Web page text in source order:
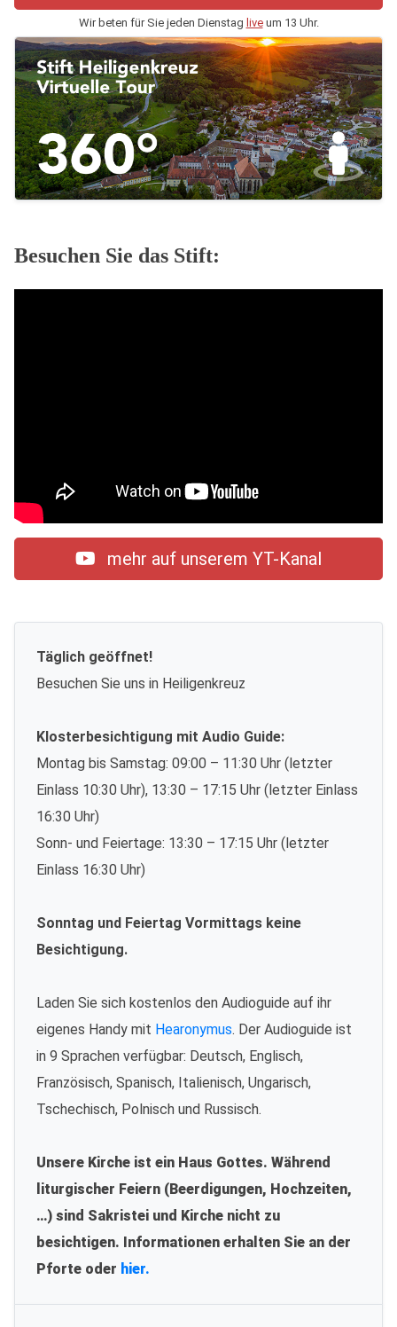
Wir beten für Sie jeden Dienstag liveum 13 Uhr.
Besuchen Sie das Stift:
mehr auf unserem YT-Kanal
Täglich geöffnet!
Besuchen Sie uns in Heiligenkreuz
Klosterbesichtigung mit Audio Guide:
Montag bis Samstag: 09:00 – 11:30 Uhr (letzter
Einlass 10:30 Uhr), 13:30 – 17:15 Uhr (letzter Einlass
16:30 Uhr)
Sonn- und Feiertage: 13:30 – 17:15 Uhr (letzter
Einlass 16:30 Uhr)
Sonntag und Feiertag Vormittags keine
Besichtigung.
Laden Sie sich kostenlos den Audioguide auf ihr
eigenes Handy mit Hearonymus. Der Audioguide ist
in 9 Sprachen verfügbar: Deutsch, Englisch,
Französisch, Spanisch, Italienisch, Ungarisch,
Tschechisch, Polnisch und Russisch.
Unsere Kirche ist ein Haus Gottes. Während
liturgischer Feiern (Beerdigungen, Hochzeiten,
…) sind Sakristei und Kirche nicht zu
besichtigen. Informationen erhalten Sie an der
Pforte oder hier.